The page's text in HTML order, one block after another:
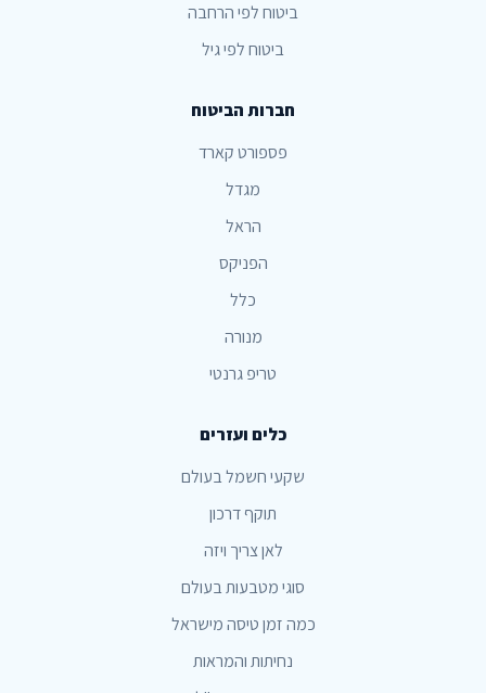
ביטוח לפי הרחבה
ביטוח לפי גיל
חברות הביטוח
פספורט קארד
מגדל
הראל
הפניקס
כלל
מנורה
טריפ גרנטי
כלים ועזרים
שקעי חשמל בעולם
תוקף דרכון
לאן צריך ויזה
סוגי מטבעות בעולם
כמה זמן טיסה מישראל
נחיתות והמראות